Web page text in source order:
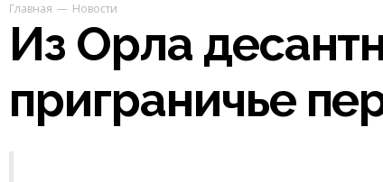
Главная Новости
Из Орла
приграничье